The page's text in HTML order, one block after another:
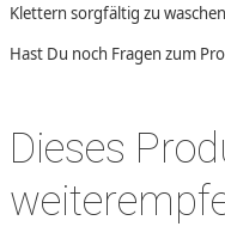
Klettern sorgfältig zu
Hast Du noch Fragen zum
Dieses